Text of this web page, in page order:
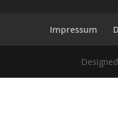
Impressum